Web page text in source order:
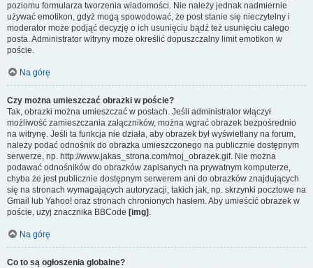
poziomu formularza tworzenia wiadomości. Nie należy jednak nadmiernie
używać emotikon, gdyż mogą spowodować, że post stanie się nieczytelny i
moderator może podjąć decyzję o ich usunięciu bądź też usunięciu całego
posta. Administrator witryny może określić dopuszczalny limit emotikon w
poście.
Na górę
Czy można umieszczać obrazki w poście?
Tak, obrazki można umieszczać w postach. Jeśli administrator włączył
możliwość zamieszczania załączników, można wgrać obrazek bezpośrednio
na witrynę. Jeśli ta funkcja nie działa, aby obrazek był wyświetlany na forum,
należy podać odnośnik do obrazka umieszczonego na publicznie dostępnym
serwerze, np. http://www.jakas_strona.com/moj_obrazek.gif. Nie można
podawać odnośników do obrazków zapisanych na prywatnym komputerze,
chyba że jest publicznie dostępnym serwerem ani do obrazków znajdujących
się na stronach wymagających autoryzacji, takich jak, np. skrzynki pocztowe na
Gmail lub Yahoo! oraz stronach chronionych hasłem. Aby umieścić obrazek w
poście, użyj znacznika BBCode [img] .
Na górę
Co to są ogłoszenia globalne?